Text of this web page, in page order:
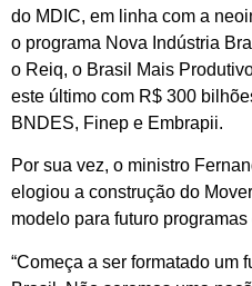
do MDIC, em linha com a
o programa Nova Indústria
o Reiq, o Brasil Mais
este último com R$ 300
BNDES, Finep e Embrapii.
Por sua vez, o ministro
elogiou a construção do
modelo para futuro
“Começa a ser formatado um